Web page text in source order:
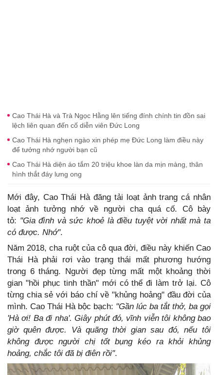
Cao Thái Hà và Trà Ngọc Hằng lên tiếng đính chính tin đồn sai
lệch liên quan đến cố diễn viên Đức Long
Cao Thái Hà nghẹn ngào xin phép mẹ Đức Long làm điều này
để tưởng nhớ người bạn cũ
Cao Thái Hà diện áo tắm 20 triệu khoe làn da mịn màng, thân
hình thắt đáy lưng ong
Mới đây, Cao Thái Hà đăng tải loạt ảnh trang cá nhân
loạt ảnh tưởng nhớ về người cha quá cố. Cô bày
tỏ: "Gia đình và sức khoẻ là điều tuyệt vời nhất mà ta
có được. Nhớ".
Năm 2018, cha ruột của cô qua đời, điều này khiến Cao
Thái Hà phải rơi vào trạng thái mất phương hướng
trong 6 tháng. Người đẹp từng mất một khoảng thời
gian "hồi phục tinh thần" mới có thể đi làm trở lại. Cô
từng chia sẻ với báo chí về "khủng hoảng" đầu đời của
mình. Cao Thái Hà bộc bạch: "Gần lúc ba tắt thở, ba gọi
'Hà ơi! Ba đi nha'. Giây phút đó, vĩnh viễn tôi không bao
giờ quên được. Và quãng thời gian sau đó, nếu tôi
không được người chị tốt bụng kéo ra khỏi khủng
hoảng, chắc tôi đã bị điên rồi".